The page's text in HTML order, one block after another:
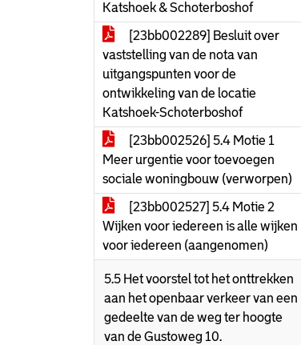
Katshoek & Schoterboshof
[23bb002289] Besluit over
vaststelling van de nota van
uitgangspunten voor de
ontwikkeling van de locatie
Katshoek-Schoterboshof
[23bb002526] 5.4 Motie 1
Meer urgentie voor toevoegen
sociale woningbouw (verworpen)
[23bb002527] 5.4 Motie 2
Wijken voor iedereen is alle wijken
voor iedereen (aangenomen)
5.5 Het voorstel tot het onttrekken
aan het openbaar verkeer van een
gedeelte van de weg ter hoogte
van de Gustoweg 10.